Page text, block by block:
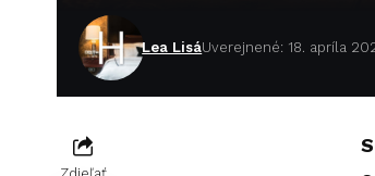
Lea LisáUverejnené: 18. apríla